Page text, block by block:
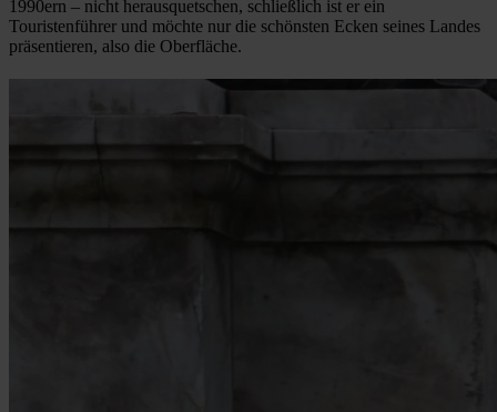
1990ern – nicht herausquetschen, schließlich ist er ein
Touristenführer und möchte nur die schönsten Ecken seines Landes
präsentieren, also die Oberfläche.